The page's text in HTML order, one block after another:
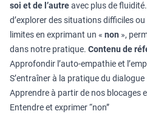
soi et de l’autreavec plus de
d’explorer des situations difficiles
limites en exprimant un « non »,
dans notre pratique. Contenu de
Approfondir l’auto-empathie et
S’entraîner à la pratique du dialogue
Apprendre à partir de nos blocages
Entendre et exprimer “non”